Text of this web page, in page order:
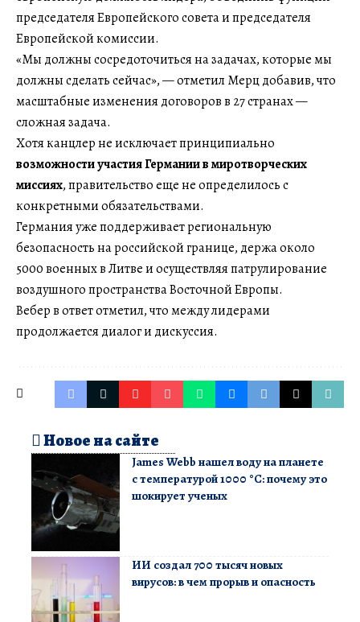
председателя Европейского совета и председателя
Европейской комиссии.
«Мы должны сосредоточиться на задачах, которые мы
должны сделать сейчас», — отметил Мерц добавив, что
масштабные изменения договоров в 27 странах —
сложная задача.
Хотя канцлер не исключает принципиально
возможности участия Германии в миротворческих
миссиях, правительство еще не определилось с
конкретными обязательствами.
Германия уже поддерживает региональную
безопасность на российской границе, держа около
5000 военных в Литве и осуществляя патрулирование
воздушного пространства Восточной Европы.
Вебер в ответ отметил, что между лидерами
продолжается диалог и дискуссия.
Новое на сайте
James Webb нашел воду на планете
с температурой 1000 °C: почему это
шокирует ученых
ИИ создал 700 тысяч новых
вирусов: в чем прорыв и опасность